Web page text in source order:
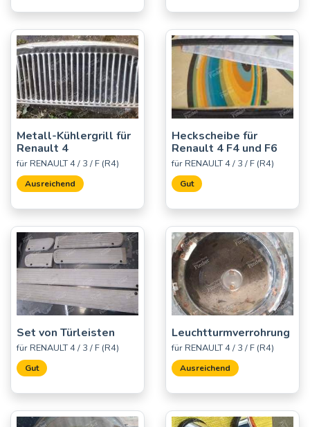
Metall-Kühlergrill für
Renault 4
für RENAULT 4 / 3 / F (R4)
Ausreichend
Heckscheibe für
Renault 4 F4 und F6
für RENAULT 4 / 3 / F (R4)
Gut
Set von Türleisten
für RENAULT 4 / 3 / F (R4)
Gut
Leuchtturmverrohrung
für RENAULT 4 / 3 / F (R4)
Ausreichend